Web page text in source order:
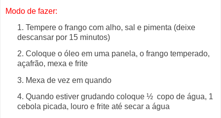
Modo de fazer:
1. Tempere o frango com alho, sal e pimenta (deixe
descansar por 15 minutos)
2. Coloque o óleo em uma panela, o frango temperado,
açafrão, mexa e frite
3. Mexa de vez em quando
4. Quando estiver grudando coloque ½ copo de água, 1
cebola picada, louro e frite até secar a água